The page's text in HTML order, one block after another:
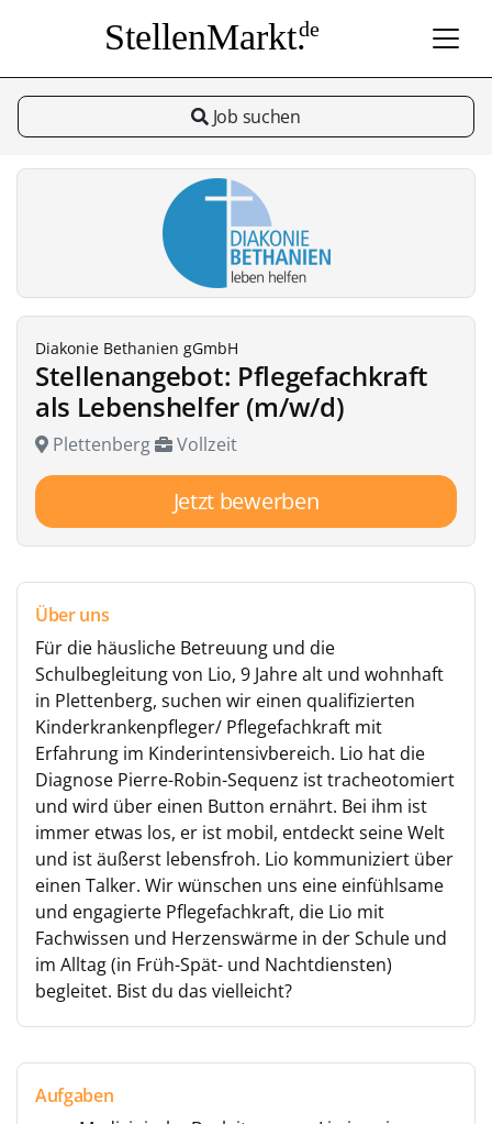
StellenMarkt.de
Job suchen
Diakonie Bethanien gGmbH
Stellenangebot: Pflegefachkraft
als Lebenshelfer (m/w/d)
Plettenberg Vollzeit
Jetzt bewerben
Über uns
Für die häusliche Betreuung und die
Schulbegleitung von Lio, 9 Jahre alt und wohnhaft
in Plettenberg, suchen wir einen qualifizierten
Kinderkrankenpfleger/ Pflegefachkraft mit
Erfahrung im Kinderintensivbereich. Lio hat die
Diagnose Pierre-Robin-Sequenz ist tracheotomiert
und wird über einen Button ernährt. Bei ihm ist
immer etwas los, er ist mobil, entdeckt seine Welt
und ist äußerst lebensfroh. Lio kommuniziert über
einen Talker. Wir wünschen uns eine einfühlsame
und engagierte Pflegefachkraft, die Lio mit
Fachwissen und Herzenswärme in der Schule und
im Alltag (in Früh-Spät- und Nachtdiensten)
begleitet. Bist du das vielleicht?
Aufgaben